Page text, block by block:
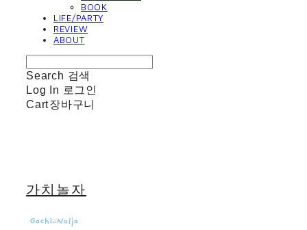
BOOK
LIFE/PARTY
REVIEW
ABOUT
Search 검색
Log In 로그인
Cart장바구니
가치놀자